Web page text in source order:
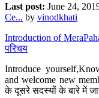
Last post: June 24,
Ce... by vinodkhati
Introduction of
परिचय
Introduce
and welcome new
के दूसरे सदस्यों के बारे में